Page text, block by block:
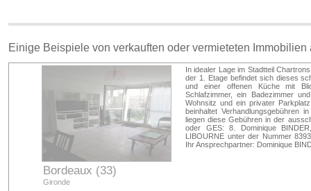
Einige Beispiele von verkauften oder vermieteten
Bordeaux (33)
Gironde
In idealer Lage im Stadtteil
der 1. Etage befindet sich dieses
und einer offenen Küche mit
Schlafzimmer, ein Badezimmer
Wohnsitz und ein privater
beinhaltet Verhandlungsgebühren
liegen diese Gebühren in der
oder GES: 8. Dominique
LIBOURNE unter der Nummer
Ihr Ansprechpartner: Dominique